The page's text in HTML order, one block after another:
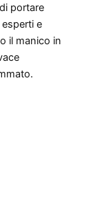
portare
e
il manico in